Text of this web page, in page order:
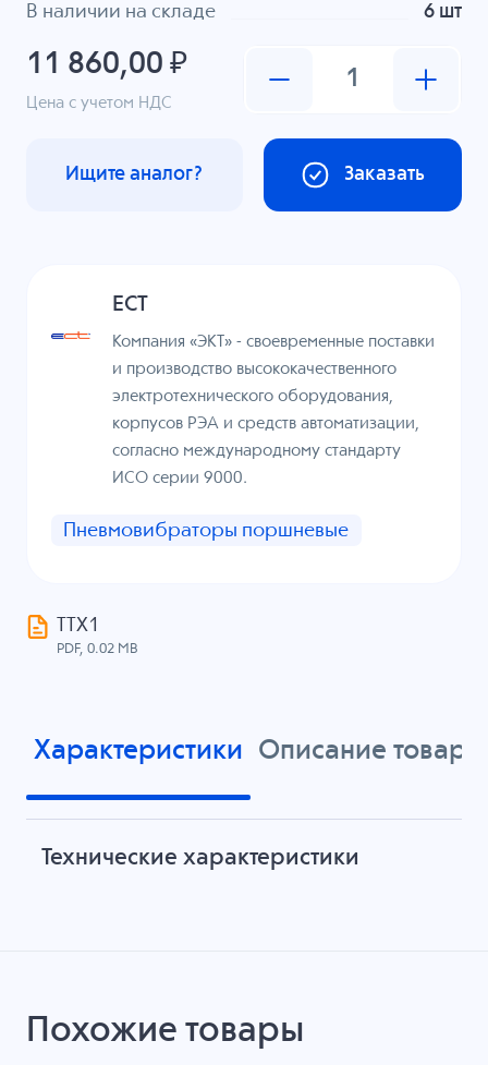
В наличии на складе 6 шт
11 860,00 ₽
Цена с учетом НДС
Заказать
Ищите аналог?
ECT
Компания «ЭКТ» - своевременные поставки
и производство высококачественного
электротехнического оборудования,
корпусов РЭА и средств автоматизации,
согласно международному стандарту
ИСО серии 9000.
Пневмовибраторы поршневые
ТТХ1
PDF, 0.02 MB
Характеристики Описание товара
Технические характеристики
Похожие товары